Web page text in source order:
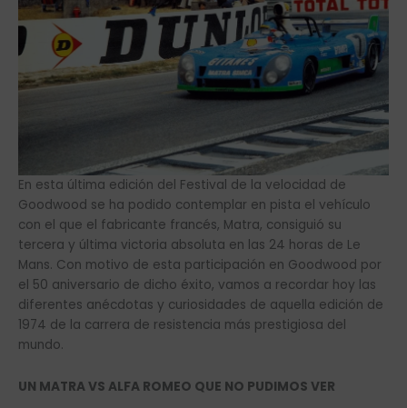
En esta última edición del Festival de la velocidad de
Goodwood se ha podido contemplar en pista el vehículo
con el que el fabricante francés, Matra, consiguió su
tercera y última victoria absoluta en las 24 horas de Le
Mans. Con motivo de esta participación en Goodwood por
el 50 aniversario de dicho éxito, vamos a recordar hoy las
diferentes anécdotas y curiosidades de aquella edición de
1974 de la carrera de resistencia más prestigiosa del
mundo.
UN MATRA VS ALFA ROMEO QUE NO PUDIMOS VER